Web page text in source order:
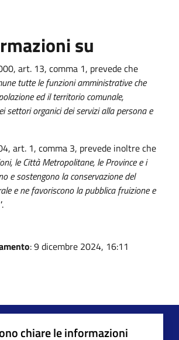
su
art. 13, comma 1, prevede che
tutte le funzioni amministrative che
ed il territorio comunale,
settori organici dei servizi alla persona e
art. 1, comma 3, prevede inoltre che
le Città Metropolitane, le Province e i
e sostengono la conservazione del
e ne favoriscono la pubblica fruizione e
.
: 9 dicembre 2024, 16:11
chiare le informazioni